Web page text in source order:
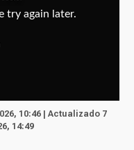
10:46 | Actualizado 7
14:49